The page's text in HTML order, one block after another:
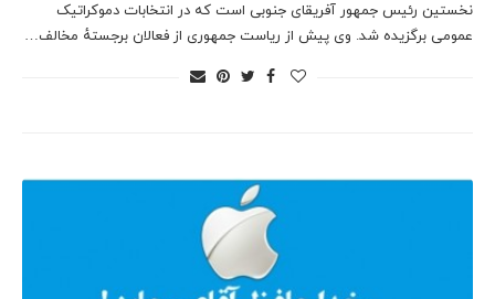
نخستین رئیس جمهور آفریقای جنوبی است که در انتخابات دموکراتیک
عمومی برگزیده شد. وی پیش از ریاست جمهوری از فعالان برجستهٔ مخالف…